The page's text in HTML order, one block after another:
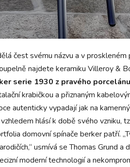
čest svému názvu a v proskleném
najdete keramiku Villeroy &
serie 1930 z pravého
krabičkou a přiznaným
autenticky vypadají jak na
hlásí k době svého vzniku,
domovní spínače berker patří.
usmívá se Thomas Grund a
moderní technologií a